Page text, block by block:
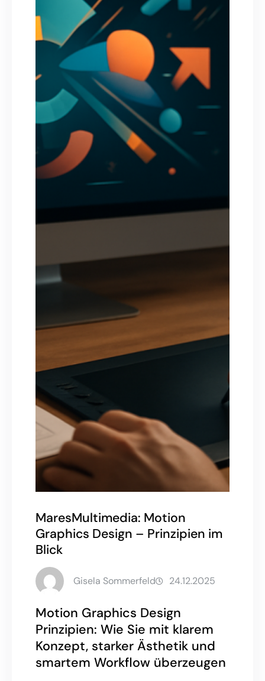
MaresMultimedia: Motion
Graphics Design – Prinzipien im
Blick
Gisela Sommerfeld 24.12.2025
Motion Graphics Design
Prinzipien: Wie Sie mit klarem
Konzept, starker Ästhetik und
smartem Workflow überzeugen